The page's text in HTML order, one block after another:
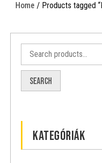
Home / Products tagged
Search
Kategóriák